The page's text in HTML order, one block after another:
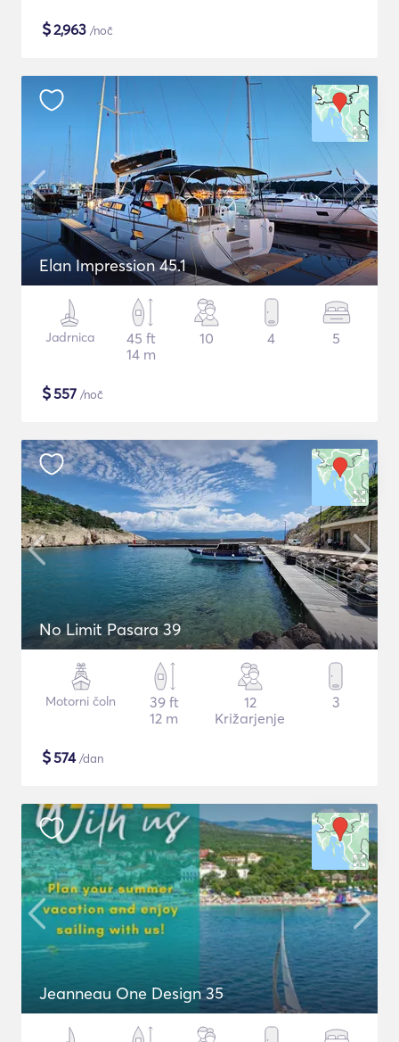
$2,963 /noč
Elan Impression 45.1
Jadrnica
45 ft
14 m
10 4 5
$557 /noč
No Limit Pasara 39
Motorni čoln
39 ft
12 m
12
Križarjenje
3
$574/dan
Jeanneau One Design 35